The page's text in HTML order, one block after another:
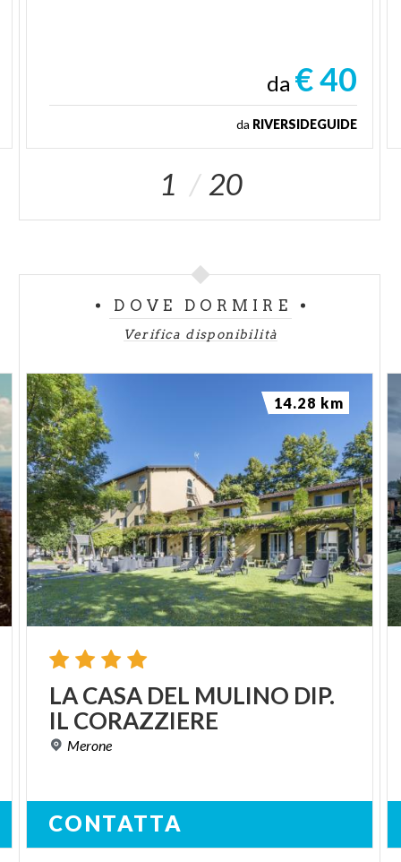
da € 40
da RIVERSIDEGUIDE
1 20
DOVE DORMIRE
Verifica disponibilità
LACASA DEL MULINO DIP.
IL CORAZZIERE
Merone
CONTATTA
14.28 km